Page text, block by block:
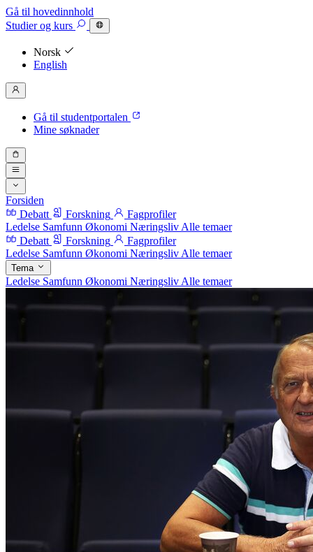
Gå til hovedinnhold
Studierog kurs
Norsk
English
Gå til studentportalen
Mine søknader
Forsiden
Debatt
Forskning
Fagprofiler
Ledelse Samfunn Økonomi Næringsliv Alle temaer
Debatt
Forskning
Fagprofiler
Ledelse Samfunn Økonomi Næringsliv Alle temaer
Tema
Ledelse Samfunn Økonomi Næringsliv Alle temaer